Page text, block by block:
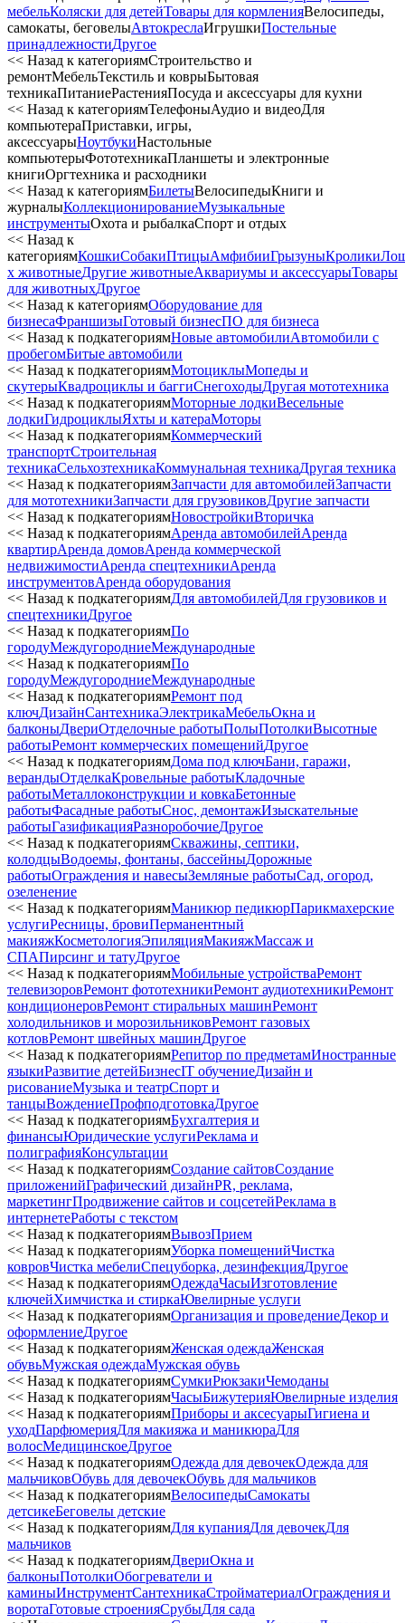
мебельКоляски для детейТовары для кормленияВелосипеды,
самокаты, беговелыАвтокреслаИгрушкиПостельные
принадлежностиДругое
<< Назад к категориямСтроительство и
ремонтМебельТекстиль и коврыБытовая
техникаПитаниеРастенияПосуда и аксессуары для кухни
<< Назад к категориямТелефоныАудио и видеоДля
компьютераПриставки, игры,
аксессуарыНоутбукиНастольные
компьютерыФототехникаПланшеты и электронные
книгиОргтехника и расходники
<< Назад к категориямБилетыВелосипедыКниги и
журналыКоллекционированиеМузыкальные
инструментыОхота и рыбалкаСпорт и отдых
<< Назад к
категориямКошкиСобакиПтицыАмфибииГрызуныКролики
х животныеДругие животныеАквариумы и аксессуарыТовары
для животныхДругое
<< Назад к категориямОборудование для
бизнесаФраншизыГотовый бизнесПО для бизнеса
<< Назад к подкатегориямНовые автомобилиАвтомобили с
пробегомБитые автомобили
<< Назад к подкатегориямМотоциклыМопеды и
скутерыКвадроциклы и баггиСнегоходыДругая мототехника
<< Назад к подкатегориямМоторные лодкиВесельные
лодкиГидроциклыЯхты и катераМоторы
<< Назад к подкатегориямКоммерческий
транспортСтроительная
техникаСельхозтехникаКоммунальная техникаДругая техника
<< Назад к подкатегориямЗапчасти для автомобилейЗапчасти
для мототехникиЗапчасти для грузовиковДругие запчасти
<< Назад к подкатегориямНовостройкиВторичка
<< Назад к подкатегориямАренда автомобилейАренда
квартирАренда домовАренда коммерческой
недвижимостиАренда спецтехникиАренда
инструментовАренда оборудования
<< Назад к подкатегориямДля автомобилейДля грузовиков и
спецтехникиДругое
<< Назад к подкатегориямПо
городуМеждугородниеМеждународные
<< Назад к подкатегориямПо
городуМеждугородниеМеждународные
<< Назад к подкатегориямРемонт под
ключДизайнСантехникаЭлектрикаМебельОкна и
балконыДвериОтделочные работыПолыПотолкиВысотные
работыРемонт коммерческих помещенийДругое
<< Назад к подкатегориямДома под ключБани, гаражи,
верандыОтделкаКровельные работыКладочные
работыМеталлоконструкции и ковкаБетонные
работыФасадные работыСнос, демонтажИзыскательные
работыГазификацияРазноробочиеДругое
<< Назад к подкатегориямСкважины, септики,
колодцыВодоемы, фонтаны, бассейныДорожные
работыОграждения и навесыЗемляные работыСад, огород,
озеленение
<< Назад к подкатегориямМаникюр педикюрПарикмахерские
услугиРесницы, бровиПерманентный
макияжКосметологияЭпиляцияМакияжМассаж и
СПАПирсинг и татуДругое
<< Назад к подкатегориямМобильные устройстваРемонт
телевизоровРемонт фототехникиРемонт аудиотехникиРемонт
кондиционеровРемонт стиральных машинРемонт
холодильников и морозильниковРемонт газовых
котловРемонт швейных машинДругое
<< Назад к подкатегориямРепитор по предметамИностранные
языкиРазвитие детейБизнесIT обучениеДизайн и
рисованиеМузыка и театрСпорт и
танцыВождениеПрофподготовкаДругое
<< Назад к подкатегориямБухгалтерия и
финансыЮридические услугиРеклама и
полиграфияКонсультации
<< Назад к подкатегориямСоздание сайтовСоздание
приложенийГрафический дизайнPR, реклама,
маркетингПродвижение сайтов и соцсетейРеклама в
интернетеРаботы с текстом
<< Назад к подкатегориямВывозПрием
<< Назад к подкатегориямУборка помещенийЧистка
ковровЧистка мебелиСпецуборка, дезинфекцияДругое
<< Назад к подкатегориямОдеждаЧасыИзготовление
ключейХимчистка и стиркаЮвелирные услуги
<< Назад к подкатегориямОрганизация и проведениеДекор и
оформлениеДругое
<< Назад к подкатегориямЖенская одеждаЖенская
обувьМужская одеждаМужская обувь
<< Назад к подкатегориямСумкиРюкзакиЧемоданы
<< Назад к подкатегориямЧасыБижутерияЮвелирные изделия
<< Назад к подкатегориямПриборы и аксесуарыГигиена и
уходПарфюмерияДля макияжа и маникюраДля
волосМедицинскоеДругое
<< Назад к подкатегориямОдежда для девочекОдежда для
мальчиковОбувь для девочекОбувь для мальчиков
<< Назад к подкатегориямВелосипедыСамокаты
детсикеБеговелы детские
<< Назад к подкатегориямДля купанияДля девочекДля
мальчиков
<< Назад к подкатегориямДвериОкна и
балконыПотолкиОбогреватели и
каминыИнструментСантехникаСтройматериалОграждения и
воротаГотовые строенияСрубыДля сада